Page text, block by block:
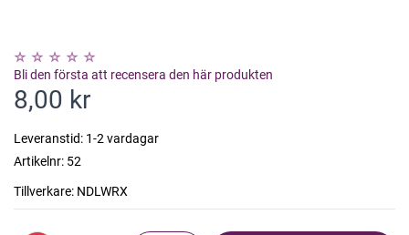
Bli den första att recensera den här produkten
8,00 kr
Leveranstid: 1-2 vardagar
Artikelnr: 52
Tillverkare: NDLWRX